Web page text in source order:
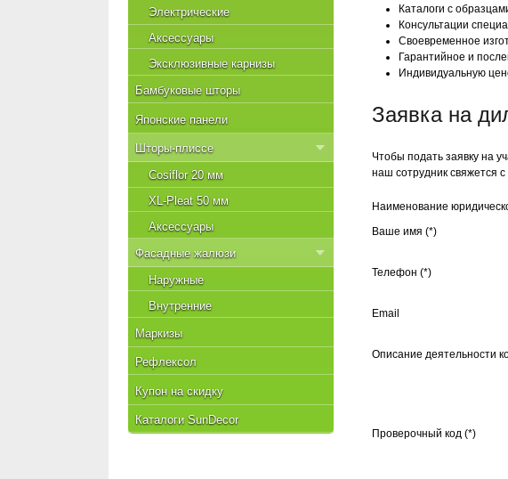
Электрические
Аксессуары
Эксклюзивные карнизы
Бамбуковые шторы
Японские панели
Шторы-плиссе
Cosiflor 20 мм
XL-Pleat 50 мм
Аксессуары
Фасадные жалюзи
Наружные
Внутренние
Маркизы
Рефлексол
Купон на скидку
Каталоги SunDecor
Каталоги с
Консультации
Своевременное
Гарантийное и
Индивидуальную
Заявка на
Чтобы подать заявку на
наш сотрудник свяжется
Наименование
Ваше имя (*)
Телефон (*)
Email
Описание деятельности
Проверочный код (*)